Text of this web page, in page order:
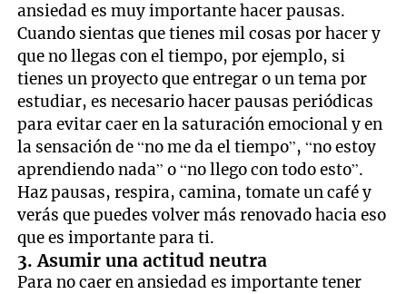
ansiedad es muy importante hacer pausas.
Cuando sientas que tienes mil cosas por hacer y
que no llegas con el tiempo, por ejemplo, si
tienes un proyecto que entregar o un tema por
estudiar, es necesario hacer pausas periódicas
para evitar caer en la saturación emocional y en
la sensación de “no me da el tiempo”, “no estoy
aprendiendo nada” o “no llego con todo esto”.
Haz pausas, respira, camina, tomate un café y
verás que puedes volver más renovado hacia eso
que es importante para ti.
3. Asumir una actitud neutra
Para no caer en ansiedad es importante tener